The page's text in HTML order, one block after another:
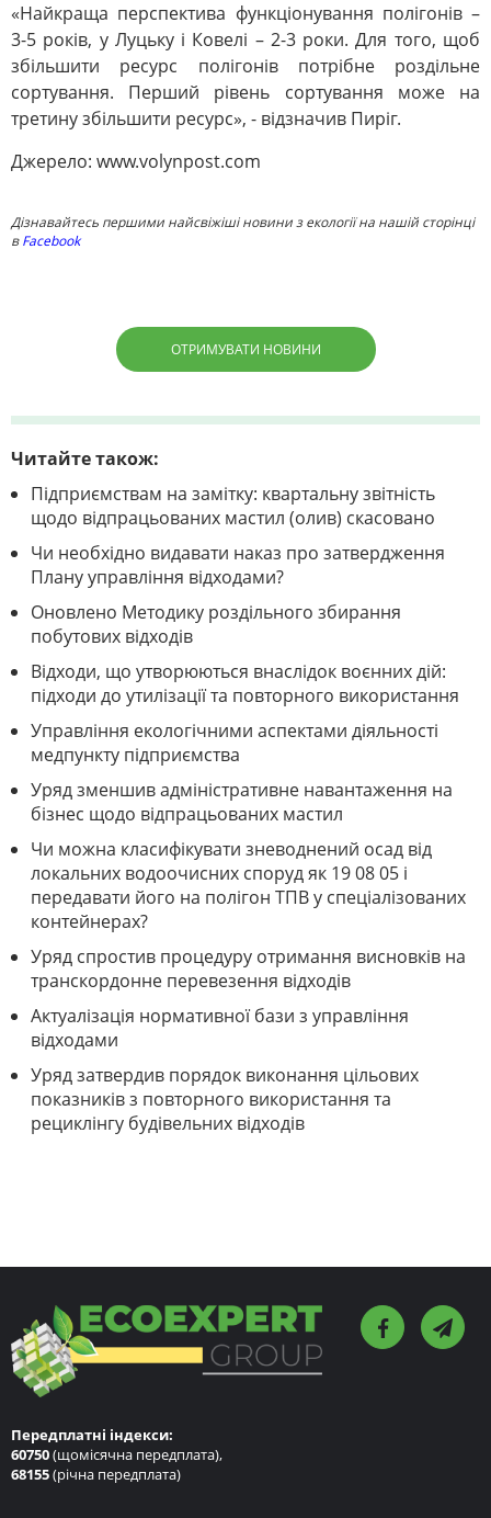
«Найкраща перспектива функціонування полігонів –
3-5 років, у Луцьку і Ковелі – 2-3 роки. Для того, щоб
збільшити ресурс полігонів потрібне роздільне
сортування. Перший рівень сортування може на
третину збільшити ресурс», - відзначив Пиріг.
Джерело: www.volynpost.com
Дізнавайтесь першими найсвіжіші новини з екології на нашій сторінці
вFacebook
ОТРИМУВАТИ НОВИНИ
Читайте також:
Підприємствам на замітку: квартальну звітність
щодо відпрацьованих мастил (олив) скасовано
Чи необхідно видавати наказ про затвердження
Плану управління відходами?
Оновлено Методику роздільного збирання
побутових відходів
Відходи, що утворюються внаслідок воєнних дій:
підходи до утилізації та повторного використання
Управління екологічними аспектами діяльності
медпункту підприємства
Уряд зменшив адміністративне навантаження на
бізнес щодо відпрацьованих мастил
Чи можна класифікувати зневоднений осад від
локальних водоочисних споруд як 19 08 05 і
передавати його на полігон ТПВ у спеціалізованих
контейнерах?
Уряд спростив процедуру отримання висновків на
транскордонне перевезення відходів
Актуалізація нормативної бази з управління
відходами
Уряд затвердив порядок виконання цільових
показників з повторного використання та
рециклінгу будівельних відходів
Передплатні індекси:
60750(щомісячна передплата),
68155(річна передплата)